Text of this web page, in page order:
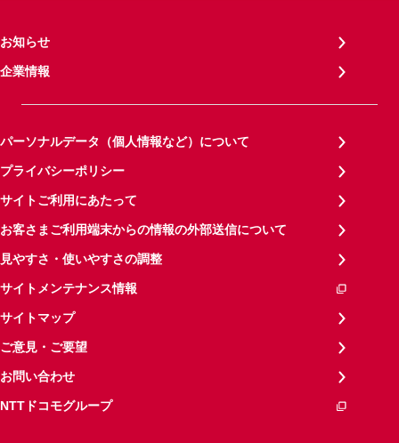
お知らせ
企業情報
パーソナルデータ（個人情報など）について
プライバシーポリシー
サイトご利用にあたって
お客さまご利用端末からの情報の外部送信について
見やすさ・使いやすさの調整
サイトメンテナンス情報
サイトマップ
ご意見・ご要望
お問い合わせ
NTTドコモグループ